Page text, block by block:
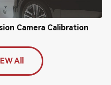
Camera Calibration
All